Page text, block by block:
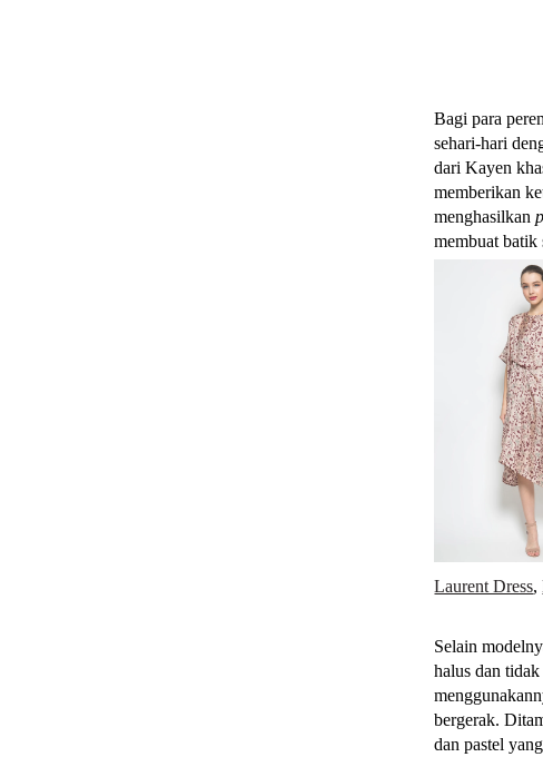
Bagi para
sehari-hari
dari Kayen
memberikan
menghasilkan
membuat batik
Laurent Dress,
Selain
halus dan
bergerak.
dan pastel